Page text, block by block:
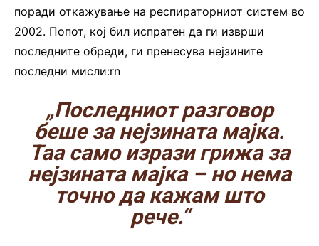
поради откажување на респираторниот систем во
2002. Попот, кој бил испратен да ги изврши
последните обреди, ги пренесува нејзините
последни мисли:rn
„Последниот разговор
беше за нејзината мајка.
Таа само изрази грижа за
нејзината мајка – но нема
точно да кажам што
рече.“